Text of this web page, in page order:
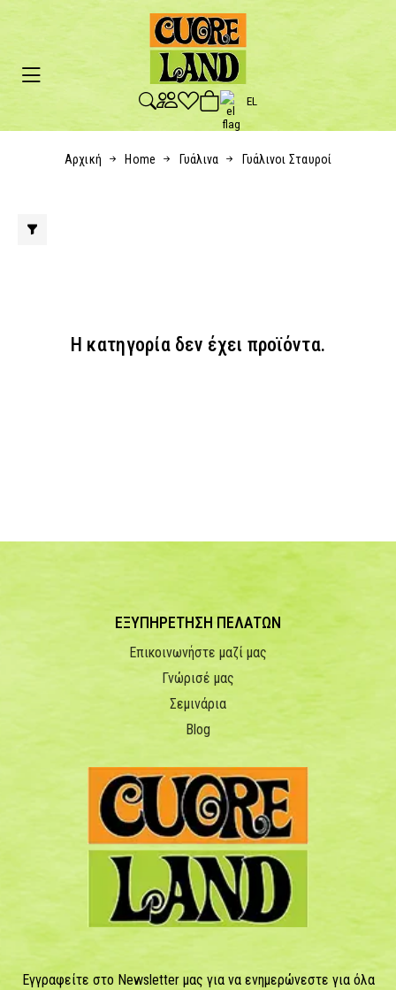
EL
Αρχική Home Γυάλινα Γυάλινοι Σταυροί
Η κατηγορία δεν έχει προϊόντα.
ΕΞΥΠΗΡΕΤΗΣΗ ΠΕΛΑΤΩΝ
Επικοινωνήστε μαζί μας
Γνώρισέ μας
Σεμινάρια
Blog
Εγγραφείτε στο Newsletter μας για να ενημερώνεστε για όλα